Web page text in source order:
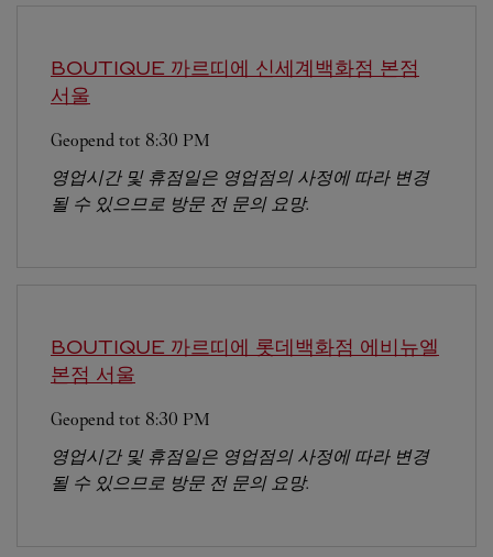
BOUTIQUE 까르띠에 신세계백화점 본점
서울
Geopend tot 8:30 PM
영업시간 및 휴점일은 영업점의 사정에 따라 변경
될 수 있으므로 방문 전 문의 요망.
BOUTIQUE 까르띠에 롯데백화점 에비뉴엘
본점 서울
Geopend tot 8:30 PM
영업시간 및 휴점일은 영업점의 사정에 따라 변경
될 수 있으므로 방문 전 문의 요망.